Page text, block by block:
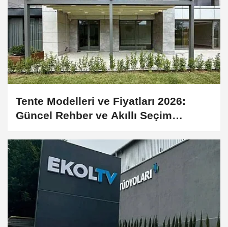
Tente Modelleri ve Fiyatları 2026:
Güncel Rehber ve Akıllı Seçim
İpuçları